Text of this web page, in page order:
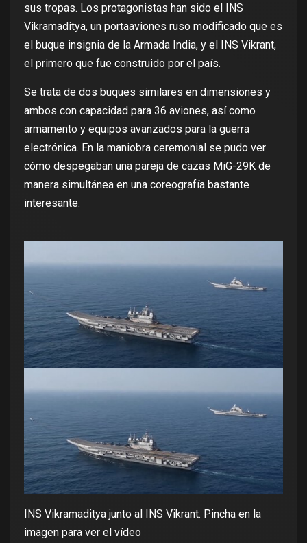
sus tropas. Los protagonistas han sido el INS
Vikramaditya, un portaaviones ruso modificado que es
el buque insignia de la Armada India, y el INS Vikrant,
el primero que fue construido por el país.
Se trata de dos buques similares en dimensiones y
ambos con capacidad para 36 aviones, así como
armamento y equipos avanzados para la guerra
electrónica. En la maniobra ceremonial se pudo ver
cómo despegaban una pareja de cazas MiG-29K de
manera simultánea en una coreografía bastante
interesante.
INS Vikramaditya junto al INS Vikrant. Pincha en la
imagen para ver el vídeo